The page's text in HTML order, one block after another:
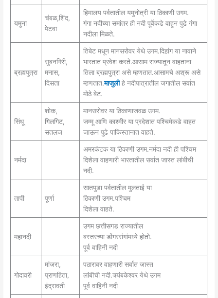
यमुना
चंबळ,शिंद,
पेटवा
हिमालय पर्वतातील यमुनोत्री या ठिकाणी उगम.
गंगा नदीच्या समांतर ही नदी पूर्वेकडे वाहून पुढे गंगा
नदीला मिळते.
ब्रह्मपुत्रा
सुबनगिरी,
मनास,
दिसता
तिबेट मधून मानसरोवर येथे उगम.दिहांग या नावाने
भारतात प्रवेश करते.आसाम राज्यातून वाहताना
तिला ब्रह्मपुत्रा असे म्हणतात.आसामचे अश्रू असे
म्हणतात.माजुलीहे नदीपात्रातील जगातील सर्वात
मोठे बेट.
सिंधू
शोक,
गिलगिट,
सतलज
मानसरोवर या ठिकाणाजवळ उगम.
जम्मू आणि काश्मीर या प्रदेशात पश्चिमेकडे वाहत
जाऊन पुढे पाकिस्तानात वाहते.
नर्मदा
अमरकंटक या ठिकाणी उगम.नर्मदा नदी ही पश्चिम
दिशेला वाहणारी भारतातील सर्वात जास्त लांबीची
नदी.
तापी पूर्णा
सातपुडा पर्वतातील मुलताई या
ठिकाणी उगम.पश्चिम
दिशेला वाहते.
महानदी
उगम छत्तीसगड राज्यातील
बस्तरच्या डोंगररांगांमध्ये होतो.
पूर्व वाहिनी नदी
गोदावरी
मांजरा,
प्राणहिता,
इंद्रावती
पठारावर वाहणारी सर्वात जास्त
लांबीची नदी.त्र्यंबकेश्वर येथे उगम
पूर्व वाहिनी नदी